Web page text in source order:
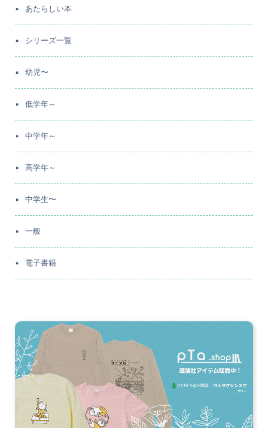
あたらしい本
シリーズ一覧
幼児〜
低学年～
中学年～
高学年～
中学生〜
一般
電子書籍